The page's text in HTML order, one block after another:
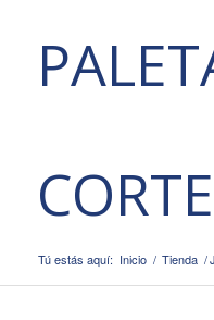
CORTE
Tú estás aquí: Inicio / Tienda /